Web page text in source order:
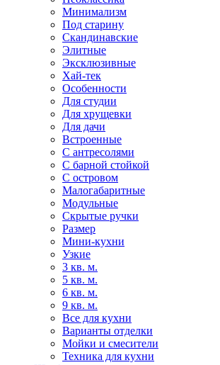
Минимализм
Под старину
Скандинавские
Элитные
Эксклюзивные
Хай-тек
Особенности
Для студии
Для хрущевки
Для дачи
Встроенные
С антресолями
С барной стойкой
С островом
Малогабаритные
Модульные
Скрытые ручки
Размер
Мини-кухни
Узкие
3 кв. м.
5 кв. м.
6 кв. м.
9 кв. м.
Все для кухни
Варианты отделки
Мойки и смесители
Техника для кухни